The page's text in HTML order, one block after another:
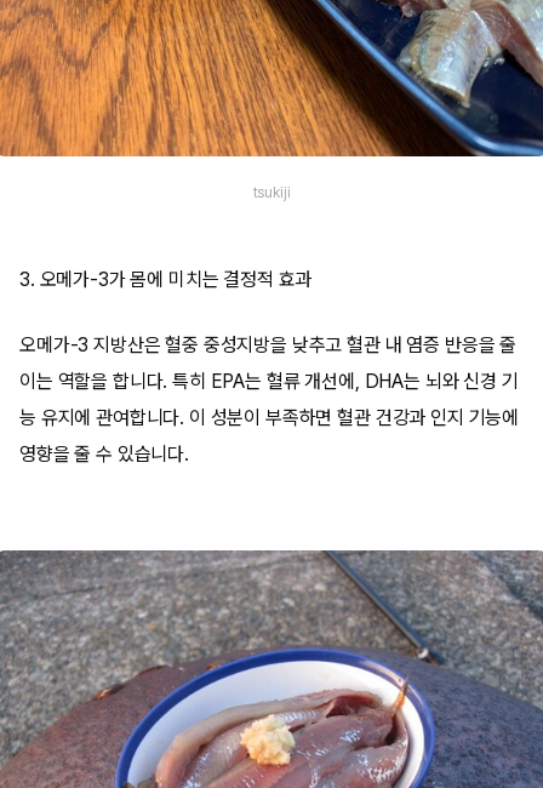
tsukiji
3. 오메가-3가 몸에 미치는 결정적 효과
오메가-3 지방산은 혈중 중성지방을 낮추고 혈관 내 염증 반응을 줄
이는 역할을 합니다. 특히 EPA는 혈류 개선에, DHA는 뇌와 신경 기
능 유지에 관여합니다. 이 성분이 부족하면 혈관 건강과 인지 기능에
영향을 줄 수 있습니다.